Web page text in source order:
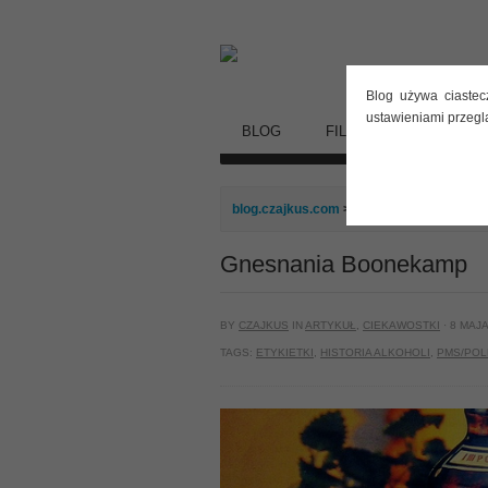
Blog używa
ustawieniami
BLOG FILMY
blog.czajkus.com >
Gnesnania Boonekamp
BY CZAJKUS IN ARTYKUŁ CIEKAWOSTKI · 8
TAGS: ETYKIETKI HISTORIA ALKOHOLI PMS/